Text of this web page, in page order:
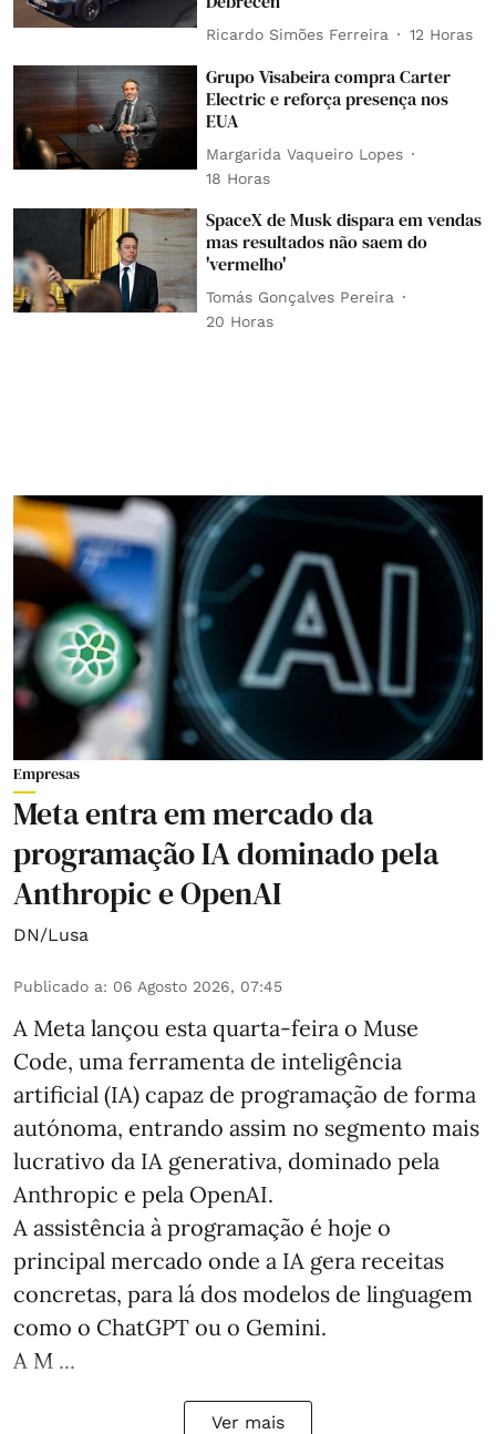
Ricardo Simões Ferreira 12 Horas
Grupo Visabeira compra Carter
Electric e reforça presença nos
EUA
Margarida Vaqueiro Lopes
18 Horas
SpaceX de Musk dispara em vendas
mas resultados não saem do
'vermelho'
Tomás Gonçalves Pereira
20 Horas
Empresas
Meta entra em mercado da
programação IA dominado pela
Anthropic e OpenAI
DN/Lusa
Publicado a: 06 Agosto 2026, 07:45
A Meta lançou esta quarta-feira o Muse
Code, uma ferramenta de inteligência
artificial (IA) capaz de programação de forma
autónoma, entrando assim no segmento mais
lucrativo da IA generativa, dominado pela
Anthropic e pela OpenAI.
A assistência à programação é hoje o
principal mercado onde a IA gera receitas
concretas, para lá dos modelos de linguagem
como o ChatGPT ou o Gemini.
A M ...
Ver mais